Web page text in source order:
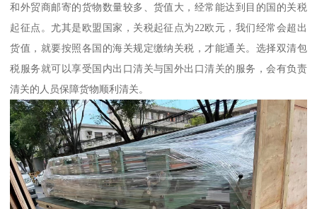
和外贸商邮寄的货物数量较多、货值大，经常能达到目的国的关税
起征点。尤其是欧盟国家，关税起征点为22欧元，我们经常会超出
货值，就要按照各国的海关规定缴纳关税，才能通关。选择双清包
税服务就可以享受国内出口清关与国外出口清关的服务，会有负责
清关的人员保障货物顺利清关。